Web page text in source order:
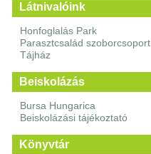
Látnivalóink
Honfoglalás Park
Parasztcsalád szoborcsoport
Tájház
Beiskolázás
Bursa Hungarica
Beiskolázási tájékoztató
Könyvtár